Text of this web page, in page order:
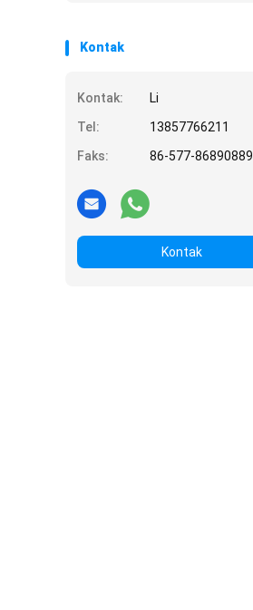
Kontak
Kontak:
Li
Tel:
13857766211
Faks:
86-577-86890889
Kontak